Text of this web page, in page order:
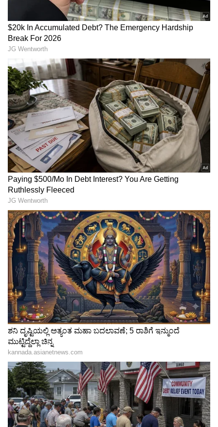
Related Articles
ವನ್ಯಜೀವಿ ಬೇಟೆಯ ವೀಡಿಯೋ ವೈರಲ್: ಐವರನ್ನು
ಬಂಧಿಸಿದ್ಯಾಕೆ ಅರಣ್ಯ ಇಲಾಖೆ!
ಕುದುರೆಮುಖ ವನ್ಯಜೀವಿ ವಿಭಾಗದ ಕಾಡಿನಲ್ಲಿ ಗುಡ್ಡ
ಕುಸಿತ, 2019ರ ದುರ್ಘಟನೆ ಮತ್ತೆ ನೆನಪು
3
3
Image Credit :Asianet News
ಹೈನಾ ಕಂಡು ಗ್ರಾಮಸ್ಥರಲ್ಲಿ ಆತಂಕ